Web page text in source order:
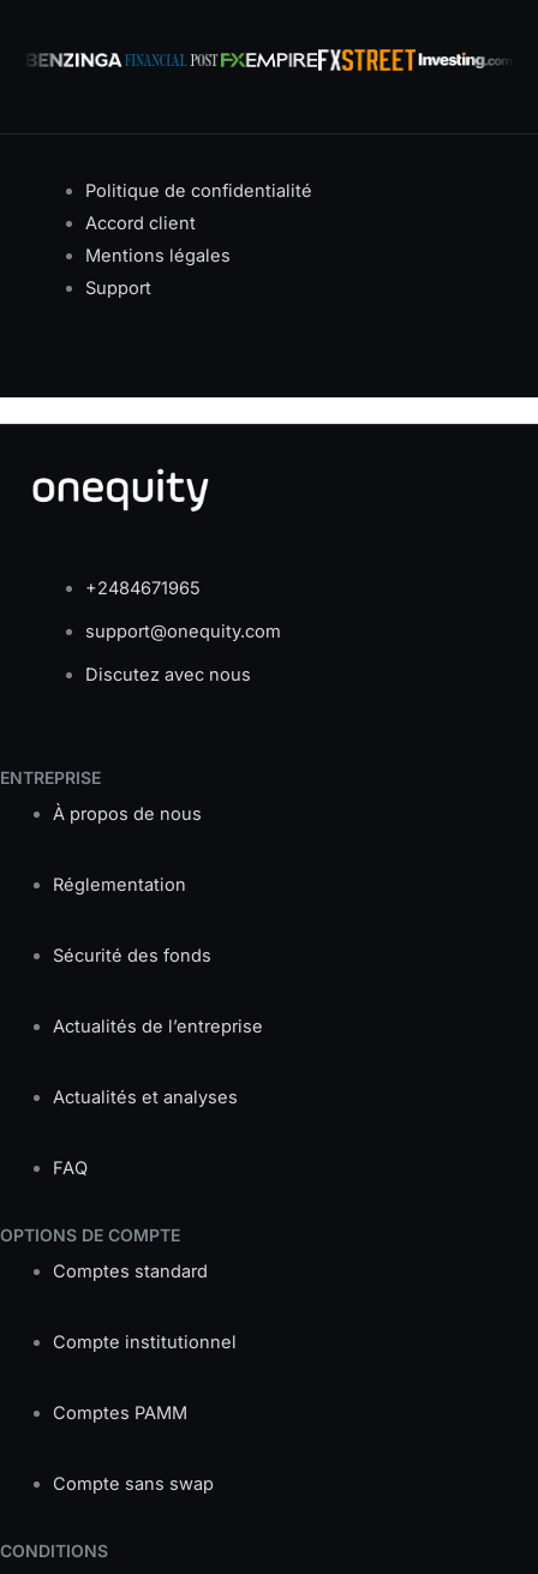
Politique de confidentialité
Accord client
Mentions légales
Support
+2484671965
support@onequity.com
Discutez avec nous
ENTREPRISE
À propos de nous
Réglementation
Sécurité des fonds
Actualités de l’entreprise
Actualités et analyses
FAQ
OPTIONS DE COMPTE
Comptes standard
Compte institutionnel
Comptes PAMM
Compte sans swap
CONDITIONS